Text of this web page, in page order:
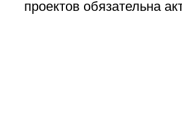
проектов обязательна